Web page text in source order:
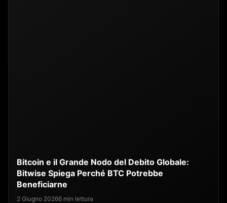
Bitcoin e il Grande Nodo del Debito Globale:
Bitwise Spiega Perché BTC Potrebbe
Beneficiarne
2 Giugno 20266 min lettura